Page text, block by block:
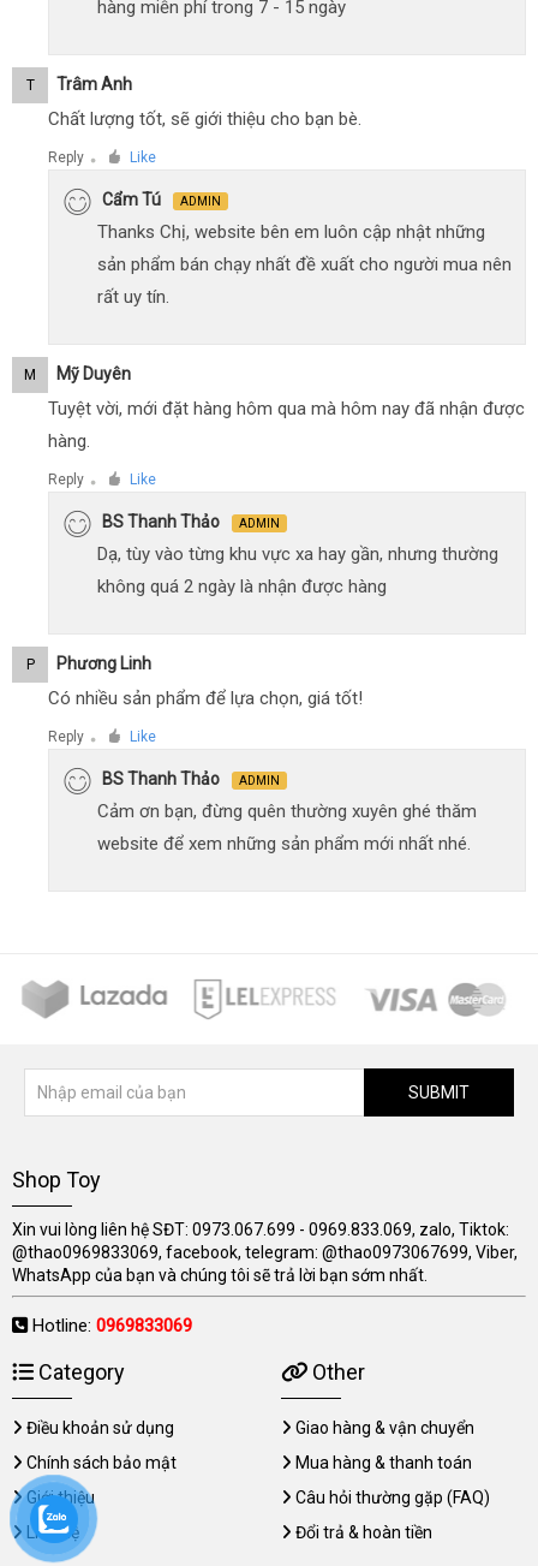
hàng miễn phí trong 7 - 15 ngày
T Trâm Anh
Chất lượng tốt, sẽ giới thiệu cho bạn bè.
Reply ● Like
Cẩm Tú ADMIN
Thanks Chị, website bên em luôn cập nhật những
sản phẩm bán chạy nhất đề xuất cho người mua nên
rất uy tín.
M Mỹ Duyên
Tuyệt vời, mới đặt hàng hôm qua mà hôm nay đã nhận được
hàng.
Reply ● Like
BS Thanh Thảo ADMIN
Dạ, tùy vào từng khu vực xa hay gần, nhưng thường
không quá 2 ngày là nhận được hàng
P Phương Linh
Có nhiều sản phẩm để lựa chọn, giá tốt!
Reply ● Like
BS Thanh Thảo ADMIN
Cảm ơn bạn, đừng quên thường xuyên ghé thăm
website để xem những sản phẩm mới nhất nhé.
SUBMIT
Shop Toy
Xin vui lòng liên hệ SĐT: 0973.067.699 - 0969.833.069, zalo, Tiktok:
@thao0969833069, facebook, telegram: @thao0973067699, Viber,
WhatsApp của bạn và chúng tôi sẽ trả lời bạn sớm nhất.
Hotline: 0969833069
Category
Điều khoản sử dụng
Chính sách bảo mật
Giới thiệu
Liên hệ
Other
Giao hàng & vận chuyển
Mua hàng & thanh toán
Câu hỏi thường gặp (FAQ)
Đổi trả & hoàn tiền